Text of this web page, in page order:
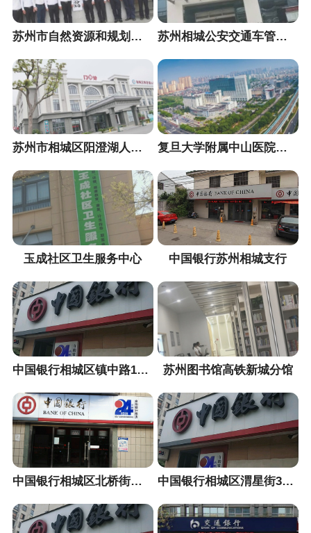
苏州市自然资源和规划局相城分局 苏州相城公安交通车管服务中心
苏州市相城区阳澄湖人民医院 复旦大学附属中山医院长三角合作医院健康管理中心
玉成社区卫生服务中心 中国银行苏州相城支行
中国银行相城区镇中路1幢3室ATM机 苏州图书馆高铁新城分馆
中国银行相城区北桥街道寺泾路1号ATM机 中国银行相城区渭星街312号ATM机